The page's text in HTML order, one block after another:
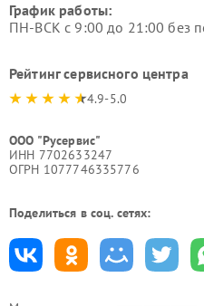
График работы:
ПН-ВСК с 9:00 до 21:00 без
Рейтинг сервисного центра
4.9-5.0
ООО "Русервис"
ИНН 7702633247
ОГРН 1077746335776
Поделиться в соц. сетях: